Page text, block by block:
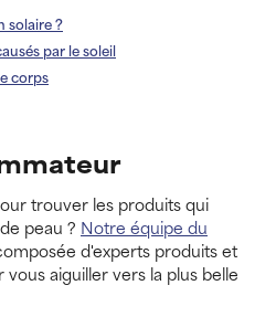
solaire ?
par le soleil
corps
trouver les produits qui
peau ? Notre équipe du
d'experts produits et
aiguiller vers la plus belle